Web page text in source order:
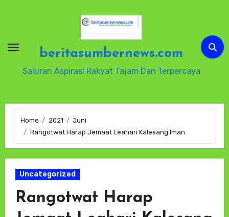
beritasumbernews.com
Saluran Aspirasi Rakyat Tajam Dan Terpercaya
Home 2021
Juni
Rangotwat Harap Jemaat Leahari Kalesang Iman
Uncategorized
Rangotwat Harap